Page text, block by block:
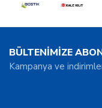
BÜLTENİMİZE
Kampanya ve